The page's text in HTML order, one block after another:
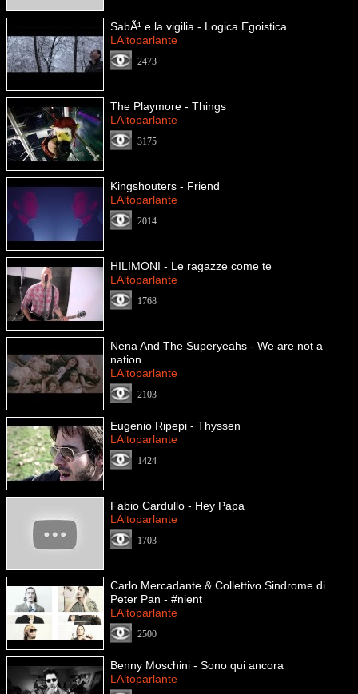
SabÃ¹ e la vigilia - Logica Egoistica
LAltoparlante
2473
The Playmore - Things
LAltoparlante
3175
Kingshouters - Friend
LAltoparlante
2014
HILIMONI - Le ragazze come te
LAltoparlante
1768
Nena And The Superyeahs - We are not a
nation
LAltoparlante
2103
Eugenio Ripepi - Thyssen
LAltoparlante
1424
Fabio Cardullo - Hey Papa
LAltoparlante
1703
Carlo Mercadante & Collettivo Sindrome di
Peter Pan - #nient
LAltoparlante
2500
Benny Moschini - Sono qui ancora
LAltoparlante